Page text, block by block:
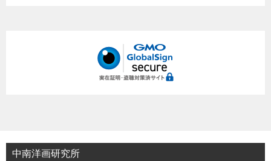
中南洋画研究所